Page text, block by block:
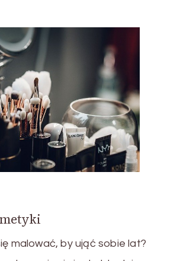
malować, by ująć sobie lat?